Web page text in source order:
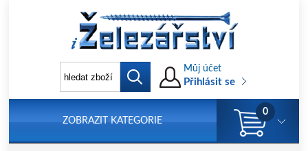
Můj účet
Přihlásit se
ZOBRAZIT KATEGORIE
0